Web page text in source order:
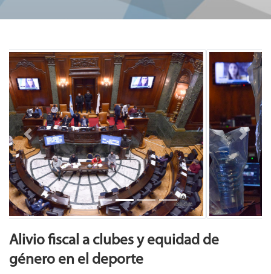
Previous Next
Alivio fiscal a clubes y equidad de
género en el deporte